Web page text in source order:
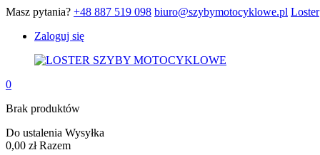
Masz pytania? +48 887 519 098 biuro@szybymotocyklowe.pl Loster
Zaloguj się
0
Brak produktów
Do ustalenia Wysyłka
0,00 zł Razem